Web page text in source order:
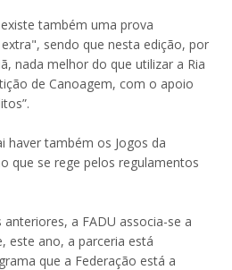
também uma prova
sendo que nesta edição, por
nada melhor do que utilizar a Ria
de Canoagem, com o apoio
haver também os Jogos da
que se rege pelos regulamentos
a FADU associa-se a
este ano, a parceria está
que a Federação está a